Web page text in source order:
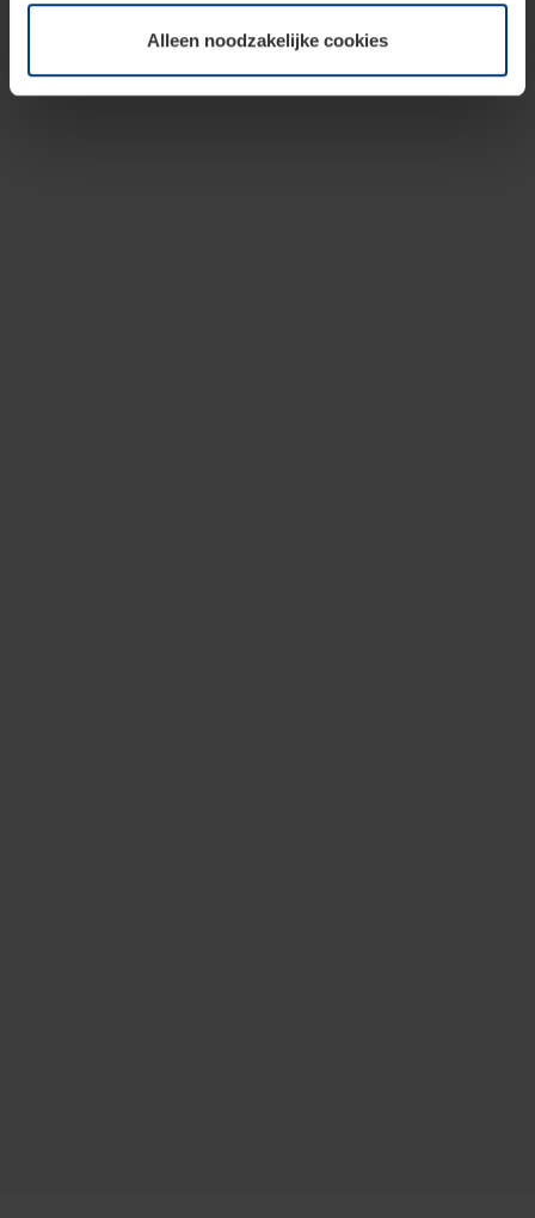
wijzigen of herroepen.Alleen noodzakelijke cookies